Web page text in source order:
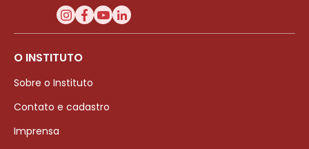
O INSTITUTO
Sobre o Instituto
Contato e cadastro
Imprensa